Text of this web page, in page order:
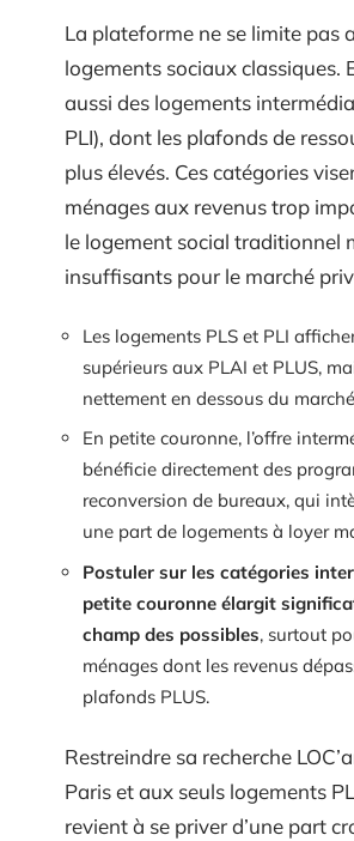
La plateforme ne se limite pas
logements sociaux classiques.
aussi des logements
PLI), dont les plafonds de
plus élevés. Ces catégories
ménages aux revenus trop
le logement social traditionnel
insuffisants pour le marché
Les logements PLS et PLI
supérieurs aux PLAI et PLUS,
nettement en dessous du
En petite couronne, l’offre
bénéficie directement des
reconversion de bureaux, qui
une part de logements à loyer
Postuler sur les catégories
petite couronne élargit
champ des possibles, surtout
ménages dont les revenus
plafonds PLUS.
Restreindre sa recherche
Paris et aux seuls logements
revient à se priver d’une part